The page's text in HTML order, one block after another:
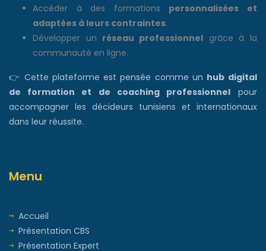
Accéder à des formations personnalisées et
adaptées à leurs contraintes.
Développer un réseau professionnel grâce à la
communauté en ligne.
👉 Cette plateforme est pensée comme un hub digital
de formation et de coaching professionnel pour
accompagner les décideurs tunisiens et internationaux
dans leur réussite.
Menu
Accueil
Présentation CBS
Présentation Expert